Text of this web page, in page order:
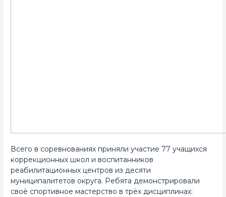
Всего в соревнованиях приняли участие 77 учащихся
коррекционных школ и воспитанников
реабилитационных центров из десяти
муниципалитетов округа. Ребята демонстрировали
своё спортивное мастерство в трёх дисциплинах: